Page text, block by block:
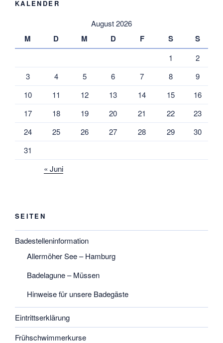
KALENDER
August 2026
M D M D F S S
1
2
3
4 5 6 7 8
9
10
11 12 13 14 15
16
17
18 19 20 21 22
23
24
25 26 27 28 29
30
31
« Juni
SEITEN
Badestelleninformation
Allermöher See – Hamburg
Badelagune – Müssen
Hinweise für unsere Badegäste
Eintrittserklärung
Frühschwimmerkurse